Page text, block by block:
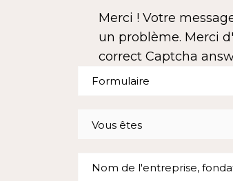
Merci ! Votre
un problème. Merci
correct Captcha
Vous êtes